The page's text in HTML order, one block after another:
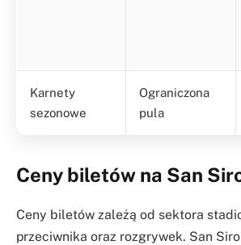
Karnety
sezonowe
Ograniczona
pula
Ceny biletów na San
Ceny biletów zależą od sektora
przeciwnika oraz rozgrywek. San